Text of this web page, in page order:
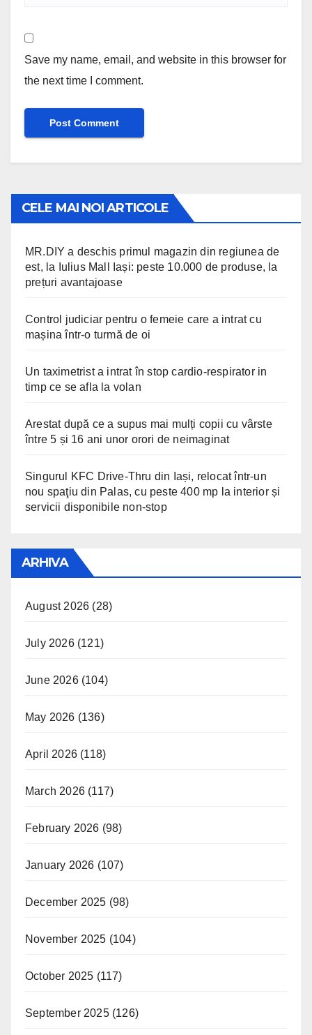
Save my name, email, and website in this browser for
the next time I comment.
CELE MAI NOI ARTICOLE
MR.DIY a deschis primul magazin din regiunea de
est, la Iulius Mall Iași: peste 10.000 de produse, la
prețuri avantajoase
Control judiciar pentru o femeie care a intrat cu
mașina într-o turmă de oi
Un taximetrist a intrat în stop cardio-respirator in
timp ce se afla la volan
Arestat după ce a supus mai mulți copii cu vârste
între 5 și 16 ani unor orori de neimaginat
Singurul KFC Drive-Thru din Iași, relocat într-un
nou spaţiu din Palas, cu peste 400 mp la interior și
servicii disponibile non-stop
ARHIVA
August 2026 (28)
July 2026(121)
June 2026(104)
May 2026 (136)
April 2026 (118)
March 2026 (117)
February 2026 (98)
January 2026 (107)
December 2025 (98)
November 2025 (104)
October 2025 (117)
September 2025(126)